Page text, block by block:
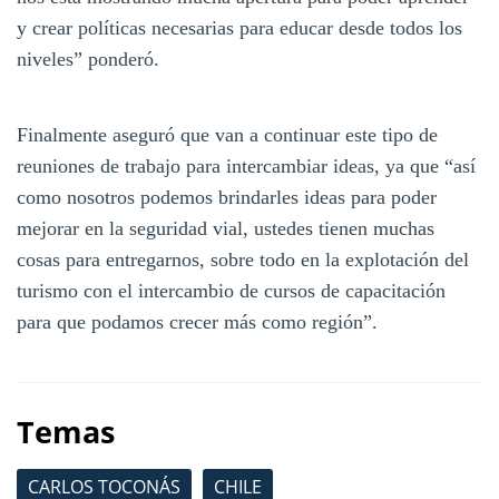
y crear políticas necesarias para educar desde todos los
niveles” ponderó.
Finalmente aseguró que van a continuar este tipo de
reuniones de trabajo para intercambiar ideas, ya que “así
como nosotros podemos brindarles ideas para poder
mejorar en la seguridad vial, ustedes tienen muchas
cosas para entregarnos, sobre todo en la explotación del
turismo con el intercambio de cursos de capacitación
para que podamos crecer más como región”.
Temas
CARLOS TOCONÁS CHILE